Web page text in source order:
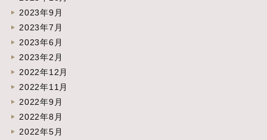
2023年9月
2023年7月
2023年6月
2023年2月
2022年12月
2022年11月
2022年9月
2022年8月
2022年5月